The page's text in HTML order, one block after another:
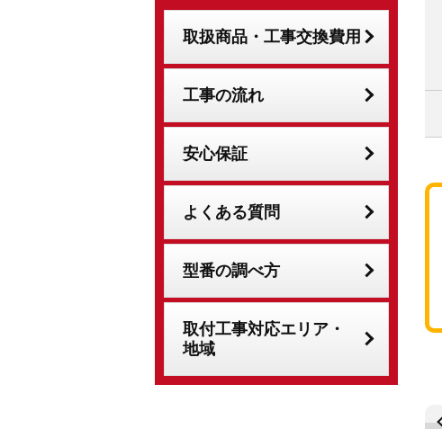
取扱商品・工事交換費用
工事の流れ
安心保証
よくある質問
型番の調べ方
取付工事対応エリア・
地域